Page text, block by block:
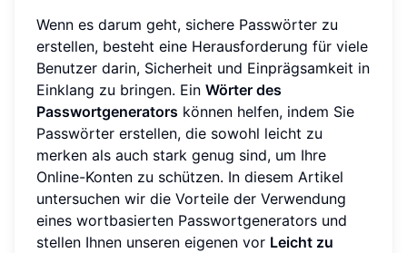
Wenn es darum geht, sichere Passwörter zu
erstellen, besteht eine Herausforderung für viele
Benutzer darin, Sicherheit und Einprägsamkeit in
Einklang zu bringen. Ein Wörter des
Passwortgenerators können helfen, indem Sie
Passwörter erstellen, die sowohl leicht zu
merken als auch stark genug sind, um Ihre
Online-Konten zu schützen. In diesem Artikel
untersuchen wir die Vorteile der Verwendung
eines wortbasierten Passwortgenerators und
stellen Ihnen unseren eigenen vor Leicht zu